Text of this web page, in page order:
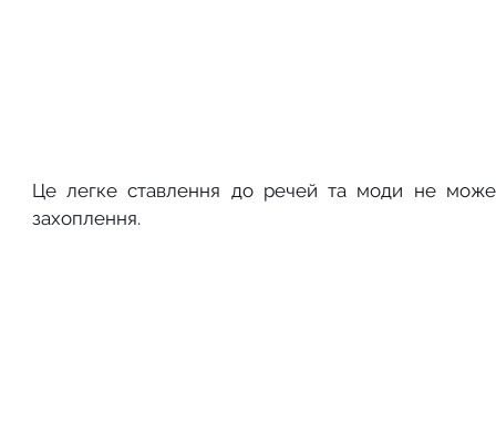
Це легке ставлення до речей та моди не
захоплення.